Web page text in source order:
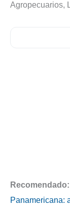
Agropecuarios,
Recomendado:
Panamericana: